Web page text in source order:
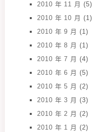
2010 年 11 月 (5)
2010 年 10 月 (1)
2010 年 9 月 (1)
2010 年 8 月 (1)
2010 年 7 月 (4)
2010 年 6 月 (5)
2010 年 5 月 (2)
2010 年 3 月 (3)
2010 年 2 月 (2)
2010 年 1 月 (2)